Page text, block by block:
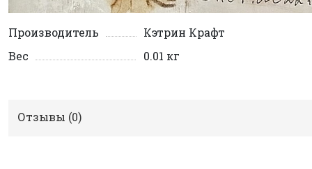
Производитель
Кэтрин Крафт
Вес
0.01 кг
Отзывы (0)